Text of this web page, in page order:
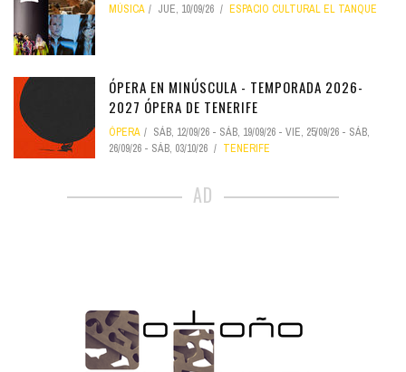
MÚSICA JUE, 10/09/26 ESPACIO CULTURAL EL TANQUE
ÓPERA EN MINÚSCULA - TEMPORADA 2026-
2027 ÓPERA DE TENERIFE
ÓPERA SÁB, 12/09/26 - SÁB, 19/09/26 - VIE, 25/09/26 - SÁB,
26/09/26 - SÁB, 03/10/26 TENERIFE
AD